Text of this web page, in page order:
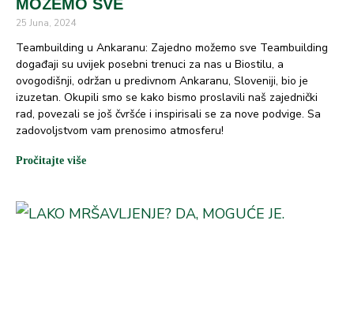
MOŽEMO SVE
25 Juna, 2024
Teambuilding u Ankaranu: Zajedno možemo sve Teambuilding
događaji su uvijek posebni trenuci za nas u Biostilu, a
ovogodišnji, održan u predivnom Ankaranu, Sloveniji, bio je
izuzetan. Okupili smo se kako bismo proslavili naš zajednički
rad, povezali se još čvršće i inspirisali se za nove podvige. Sa
zadovoljstvom vam prenosimo atmosferu!
Pročitajte više